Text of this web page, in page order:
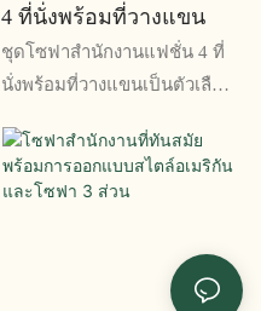
4 ที่นั่งพร้อมที่วางแขน
ชุดโซฟาสำนักงานแฟชั่น 4 ที่
นั่งพร้อมที่วางแขนเป็นตัวเลือก
สำหรับทุกสถานที่ทำงาน ด้วยที่
นั่งและที่วางแขนสี่ที่นั่ง ชุดนี้จึง